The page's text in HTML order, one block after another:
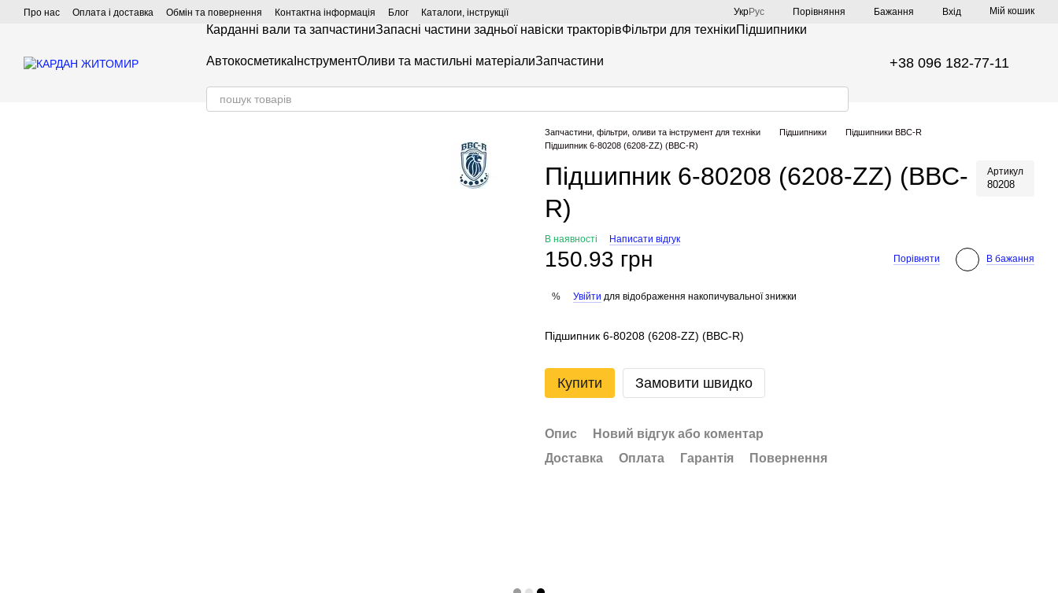
Перейти до основного контенту
Про нас Оплата і доставка Обмін та повернення Контактна інформація Блог Каталоги, інструкції УкрРус Порівняння Бажання Вхід Мій кошик
Карданні вали та запчастиниЗапасні частини задньої навіски тракторівФільтри для технікиПідшипники
Автокосметика ІнструментОливи та мастильні матеріалиЗапчастини +38 096 182-77-11
Запчастини, фільтри, оливи та інструмент для техніки Підшипники
Підшипники BBC-R
Підшипник 6-80208 (6208-ZZ) (BBC-R)
Підшипник 6-80208 (6208-ZZ) (BBC-
R)
Артикул
80208
В наявності Написати відгук
150.93 грн Порівняти В бажання
% Увійти для відображення накопичувальної знижки
Підшипник 6-80208 (6208-ZZ) (BBC-R)
Купити Замовити швидко
Опис
Новий відгук або коментар
Доставка
Оплата Гарантія Повернення